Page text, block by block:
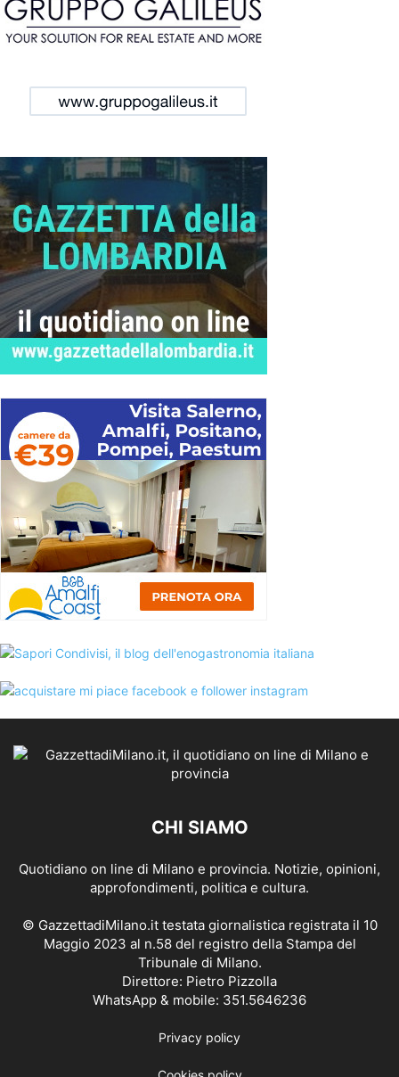
CHI SIAMO
Quotidiano on line di Milano e provincia. Notizie, opinioni,
approfondimenti, politica e cultura.
© GazzettadiMilano.it testata giornalistica registrata il 10
Maggio 2023 al n.58 del registro della Stampa del
Tribunale di Milano.
Direttore: Pietro Pizzolla
WhatsApp & mobile: 351.5646236
Privacy policy